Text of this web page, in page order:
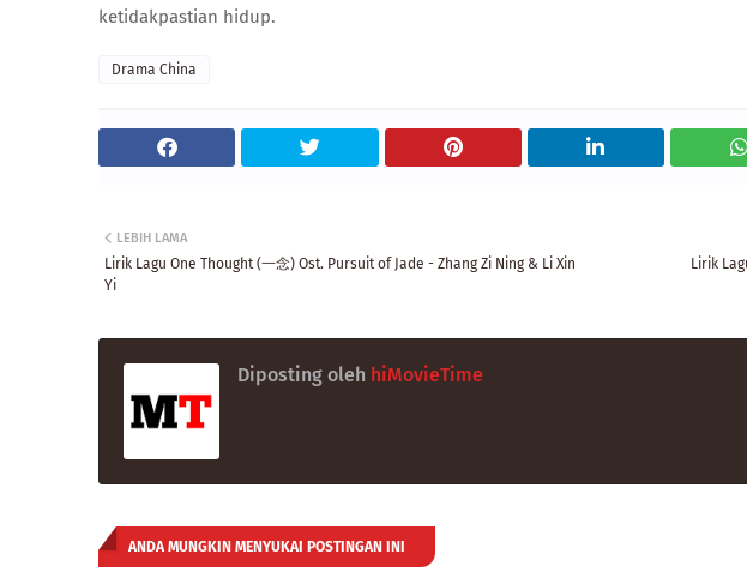
ketidakpastian hidup.
Drama China
Lirik
LEBIH LAMA
Lirik Lagu One Thought (一念) Ost. Pursuit of Jade - Zhang Zi Ning & Li Xin
Yi
Diposting oleh hiMovieTime
ANDA MUNGKIN MENYUKAI POSTINGAN INI